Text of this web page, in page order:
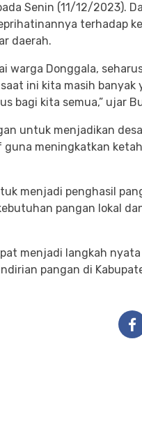
Senin (11/12/2023).
terhadap
daerah.
warga Donggala,
ini kita masih banyak
bagi kita semua,” ujar
untuk menjadikan
meningkatkan
menjadi penghasil
pangan lokal
menjadi langkah
pangan di